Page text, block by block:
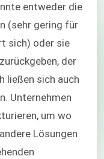
entweder die
(sehr gering für
sich) oder sie
der
ließen sich auch
Unternehmen
um wo
Lösungen